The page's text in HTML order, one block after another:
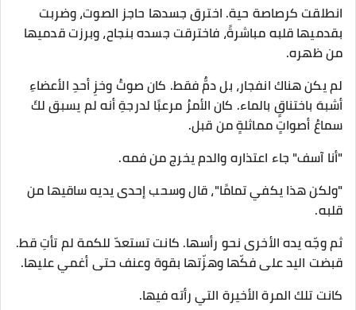
انطلقت كرصاصة حية. اخترق جسدها حاجز الصوت، وضربت
بقدميها قلبه مباشرةً، فاخترقت جسده بنجاح، وبرزت قدميها
من ظهره.
لم يكن هناك انفجار، بل دمٌّ فقط. كان صوتُ وخزِ أحدِ الأعضاءِ
أشبهَ باختناقٍ بالماء. كان الأمرُ مرعبًا لدرجةِ أنه لم يسبق لكَ
سماعُ أصواتٍ مماثلةٍ من قبل.
"أنا آسف" جاء اعتذاره والدم يخرج من فمه.
"ولكن هذا يكفي تمامًا"، قال وسحب إحدى يديه ساقيها من
قلبه.
ثم وجّه يده الأخرى نحو رأسها. كانت تستعدّ للكمة لم تأتِ قط.
قبضت اليد على فكّها وهزّتها بقوة وعنف حتى أغمي عليها.
كانت تلك المرة الأخيرة التي رأته فيها.